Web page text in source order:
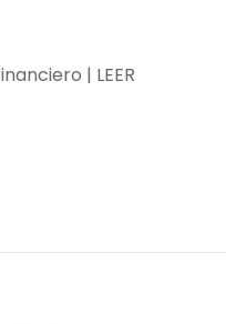
| LEER